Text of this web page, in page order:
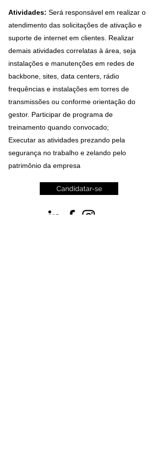
Atividades: Será responsável em realizar o
atendimento das solicitações de ativação e
suporte de internet em clientes. Realizar
demais atividades correlatas à área, seja
instalações e manutenções em redes de
backbone, sites, data centers, rádio
frequências e instalações em torres de
transmissões ou conforme orientação do
gestor. Participar de programa de
treinamento quando convocado;
Executar as atividades prezando pela
segurança no trabalho e zelando pelo
patrimônio da empresa
Candidatar-se